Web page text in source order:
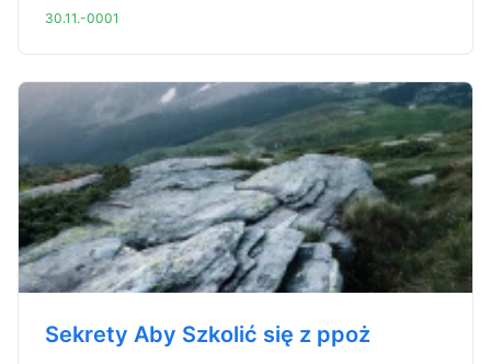
30.11.-0001
Sekrety Aby Szkolić się z ppoż